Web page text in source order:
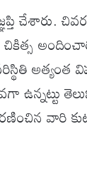
చేశారు.
అత్యంత
వారి